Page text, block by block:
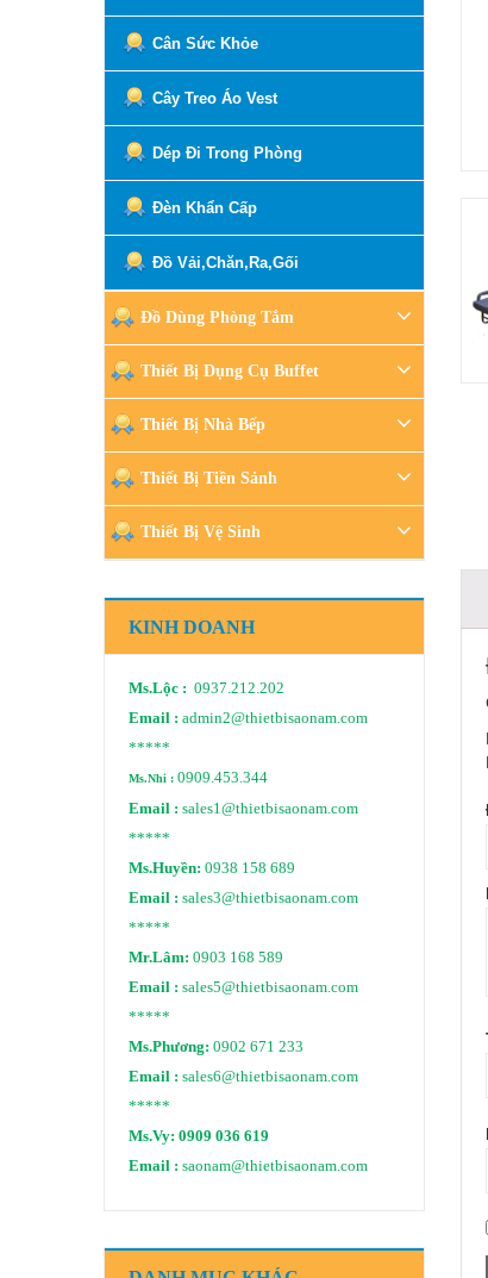
Cân Sức Khỏe
Cây Treo Áo Vest
Dép Đi Trong Phòng
Đèn Khẩn Cấp
Đồ Vải,Chăn,Ra,Gối
Đồ Dùng Phòng Tắm
Thiết Bị Dụng Cụ Buffet
Thiết Bị Nhà Bếp
Thiết Bị Tiền Sảnh
Thiết Bị Vệ Sinh
KINH DOANH
Ms.Lộc : 0937.212.202
Email : admin2@thietbisaonam.com
*****
Ms.Nhi : 0909.453.344
Email : sales1@thietbisaonam.com
*****
Ms.Huyền: 0938 158 689
Email : sales3@thietbisaonam.com
*****
Mr.Lâm: 0903 168 589
Email : sales5@thietbisaonam.com
*****
Ms.Phương: 0902 671 233
Email : sales6@thietbisaonam.com
*****
Ms.Vy: 0909 036 619
Email : saonam@thietbisaonam.com